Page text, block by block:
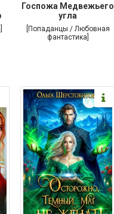
Госпожа Медвежьего
угла
[Попаданцы / Любовная
фантастика]